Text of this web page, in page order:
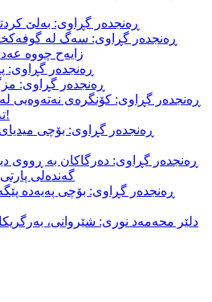
ڕەنجدەر گڕاوی: بەلێ
ڕەنجدەر گڕاوی: سەگ لە
زایەح چووە
ڕەنجدەر گڕاوی:
ڕەنجدەر گڕاوی:
ڕەنجدەر گڕاوی: کۆنگرەی نەتەوەیی
تەقەتەقی لۆری بیرەدا!
ڕەنجدەر گڕاوی: بۆچی
ڕەنجدەر گڕاوی: دەرگاکان بە ڕووی
گەندەلی
ڕەنجدەر گڕاوی: بۆچی پەیەدە
دلێر محەمەد نوری: شێروانی،